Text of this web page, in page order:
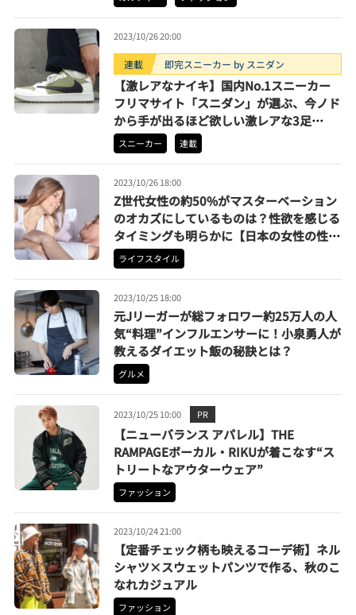
2023/10/26 20:00
連載 即完スニーカー by スニダン
【激レアなナイキ】国内No.1スニーカー
フリマサイト「スニダン」が選ぶ、今ノド
から手が出るほど欲しい激レアな3足
【2023年10月期】
スニーカー 連載
2023/10/26 18:00
Z世代女性の約50%がマスターベーション
のオカズにしているものは？性欲を感じる
タイミングも明らかに【日本の女性の性生
活白書】
ライフスタイル
2023/10/25 18:00
元Jリーガーが総フォロワー約25万人の人
気“料理”インフルエンサーに！小泉勇人が
教えるダイエット飯の秘訣とは？
グルメ
2023/10/25 10:00 PR
【ニューバランス アパレル】THE
RAMPAGEボーカル・RIKUが着こなす“ス
トリートなアウターウェア”
ファッション
2023/10/24 21:00
【定番チェック柄も映えるコーデ術】ネル
シャツ×スウェットパンツで作る、秋のこ
なれカジュアル
ファッション